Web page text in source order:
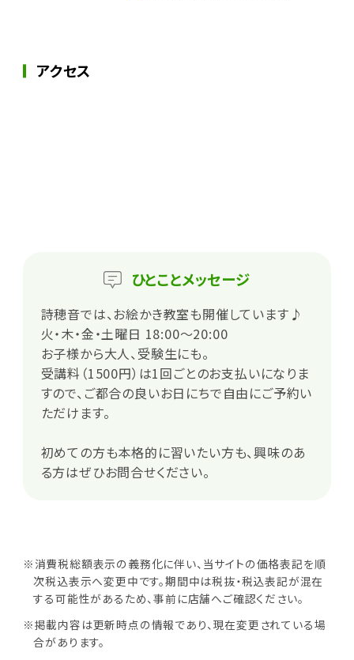
アクセス
ひとことメッセージ
詩穂音では、お絵かき教室も開催しています♪
火・木・金・土曜日 18:00～20:00
お子様から大人、受験生にも。
受講料（1500円）は1回ごとのお支払いになりま
すので、ご都合の良いお日にちで自由にご予約い
ただけます。
初めての方も本格的に習いたい方も、興味のあ
る方はぜひお問合せください。
※消費税総額表示の義務化に伴い、当サイトの価格表記を順
次税込表示へ変更中です。期間中は税抜・税込表記が混在
する可能性があるため、事前に店舗へご確認ください。
※掲載内容は更新時点の情報であり、現在変更されている場
合があります。